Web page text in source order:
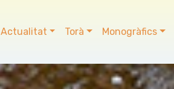
Actualitat Torà Monogràfics